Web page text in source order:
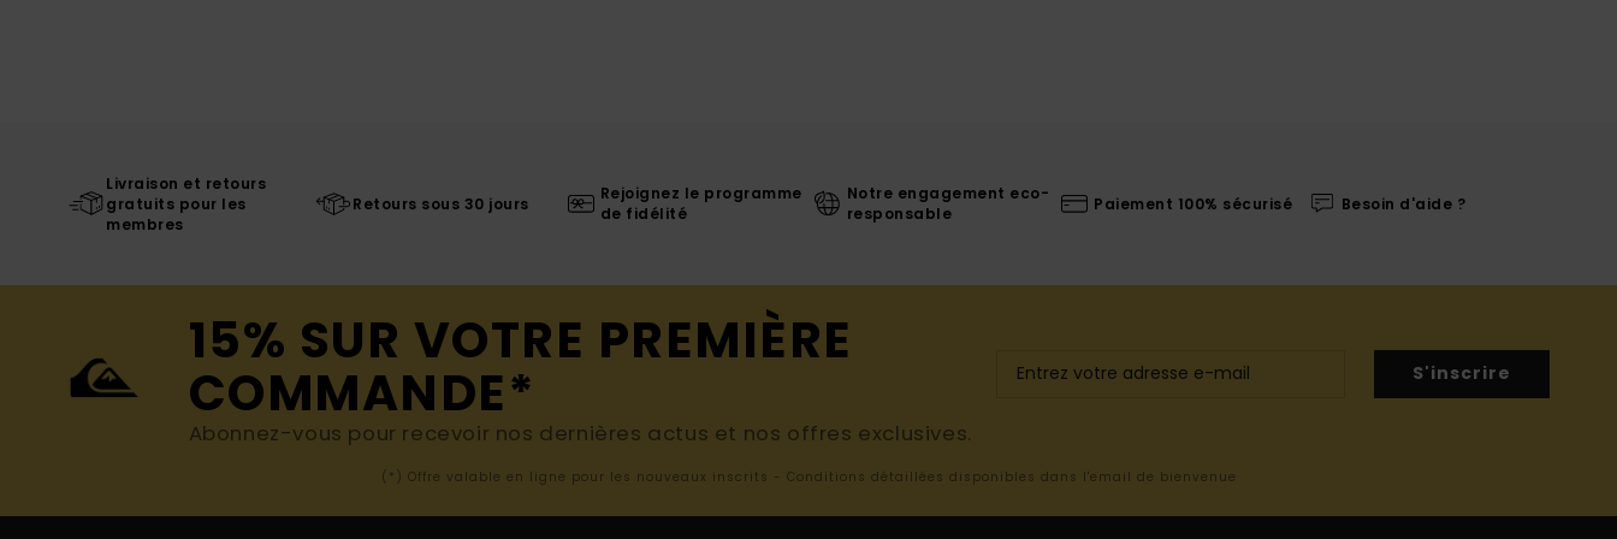
Livraison et retours
gratuits pour les
membres
Retours sous 30 jours
Rejoignez le programme
de fidélité
Notre engagement eco-
responsable
Paiement 100% sécurisé Besoin d'aide ?
15% SUR VOTRE PREMIÈRE
COMMANDE*
Abonnez-vous pour recevoir nos dernières actus et nos offres exclusives.
S'inscrire
(*) Offre valable en ligne pour les nouveaux inscrits - Conditions détaillées disponibles dans l'email de bienvenue